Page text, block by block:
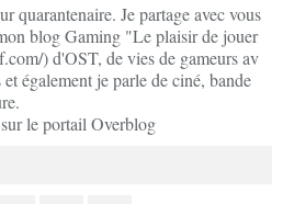
quarantenaire. Je partage avec vous
blog Gaming "Le plaisir de jouer
) d'OST, de vies de gameurs av
également je parle de ciné, bande
le portail Overblog